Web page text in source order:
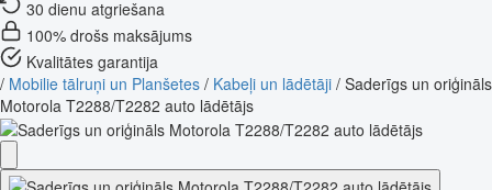
30 dienu atgriešana
100% drošs maksājums
Kvalitātes garantija
/ Mobilie tālruņi un Planšetes / Kabeļi un lādētāji / Saderīgs un oriģināls
Motorola T2288/T2282 auto lādētājs